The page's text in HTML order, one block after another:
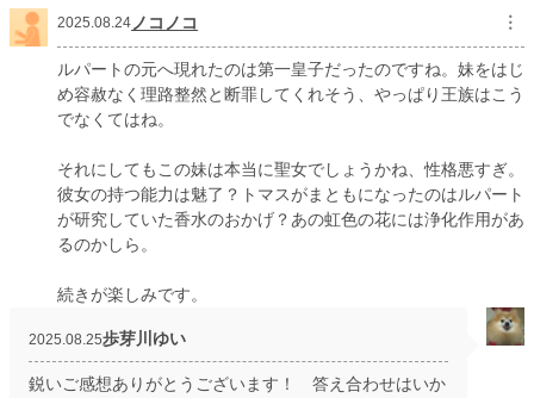
2025.08.24 ノコノコ ︙
ルパートの元へ現れたのは第一皇子だったのですね。妹をはじ
め容赦なく理路整然と断罪してくれそう、やっぱり王族はこう
でなくてはね。
それにしてもこの妹は本当に聖女でしょうかね、性格悪すぎ。
彼女の持つ能力は魅了？トマスがまともになったのはルパート
が研究していた香水のおかげ？あの虹色の花には浄化作用があ
るのかしら。
続きが楽しみです。
2025.08.25歩芽川ゆい
鋭いご感想ありがとうございます！ 答え合わせはいか